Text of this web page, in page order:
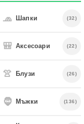
🧢 Шапки (32)
🎒 Аксесоари (22)
👚 Блузи (26)
🧔 Мъжки (136)